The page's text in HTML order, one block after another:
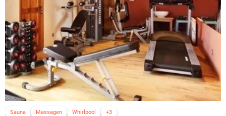
Sauna Massagen Whirlpool +3